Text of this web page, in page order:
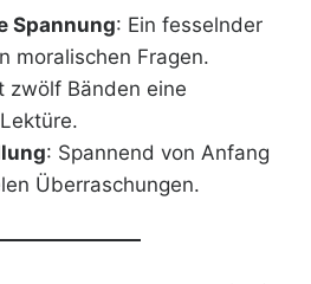
Spannung: Ein fesselnder
moralischen Fragen.
zwölf Bänden eine
: Spannend von Anfang
Überraschungen.